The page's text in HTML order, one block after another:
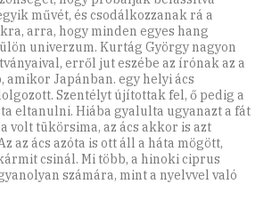
művét, és csodálkozzanak rá a
arra, hogy minden egyes hang
univerzum. Kurtág György nagyon
erről jut eszébe az írónak az a
amikor Japánban. egy helyi ács
Szentélyt újítottak fel, ő pedig a
eltanulni. Hiába gyalulta ugyanazt a fát
volt tükörsima, az ács akkor is azt
az ács azóta is ott áll a háta mögött,
csinál. Mi több, a hinoki ciprus
számára, mint a nyelvvel való